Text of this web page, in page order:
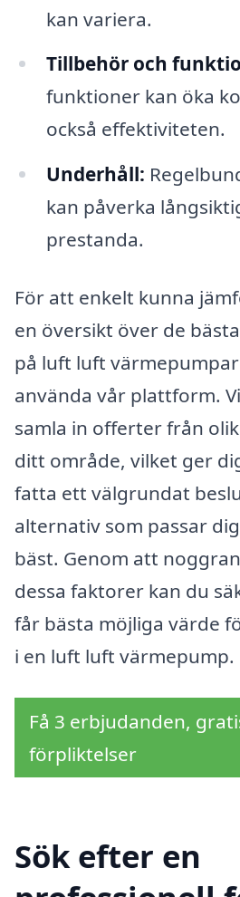
kan variera.
Tillbehör och
funktioner kan öka
också effektiviteten.
Underhåll:
kan påverka
prestanda.
För att enkelt kunna
en översikt över de
på luft luft
använda vår plattform.
samla in offerter från
ditt område, vilket ger
fatta ett välgrundat
alternativ som passar
bäst. Genom att
dessa faktorer kan du
får bästa möjliga värde
i en luft luft värmepump.
Få 3 erbjudanden,
förpliktelser
Sök efter en